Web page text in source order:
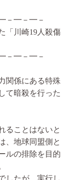
━－━－
「川崎19人殺傷
━－━－
関係にある特殊
て暗殺を行った
ることはないと
、地球同盟側と
ルの排除を目的
したが、実行し